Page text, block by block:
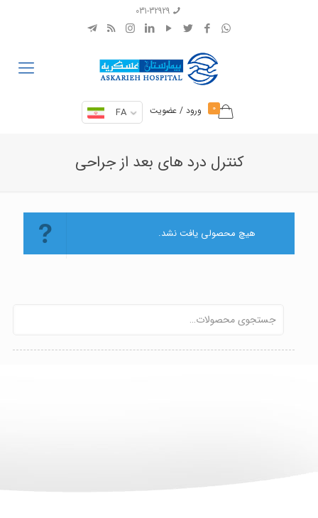
031-32929
0 ورود / عضویت FA
کنترل درد های بعد از جراحی
هیچ محصولی یافت نشد.